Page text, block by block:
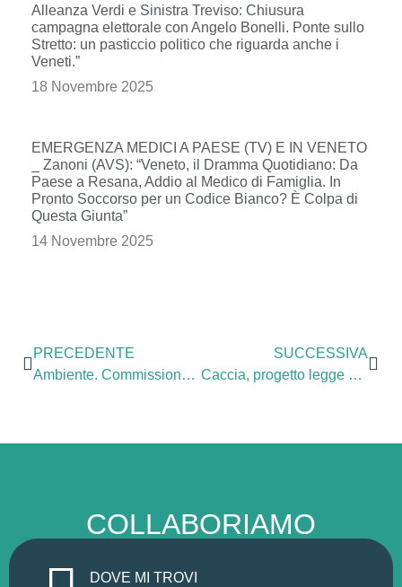
Alleanza Verdi e Sinistra Treviso: Chiusura
campagna elettorale con Angelo Bonelli. Ponte sullo
Stretto: un pasticcio politico che riguarda anche i
Veneti.”
18 Novembre 2025
EMERGENZA MEDICI A PAESE (TV) E IN VENETO
_ Zanoni (AVS): “Veneto, il Dramma Quotidiano: Da
Paese a Resana, Addio al Medico di Famiglia. In
Pronto Soccorso per un Codice Bianco? È Colpa di
Questa Giunta”
14 Novembre 2025
PRECEDENTE
Ambiente. Commissione approva progetto legge per divieti estrazione idrocarburi Delta del Po
SUCCESSIVA
Caccia, progetto legge su appostamenti precari. Zanoni: “Abbiamo stoppato il progetto ottenendo esame ulteriore in Commissione Ambiente”
COLLABORIAMO
DOVE MI TROVI